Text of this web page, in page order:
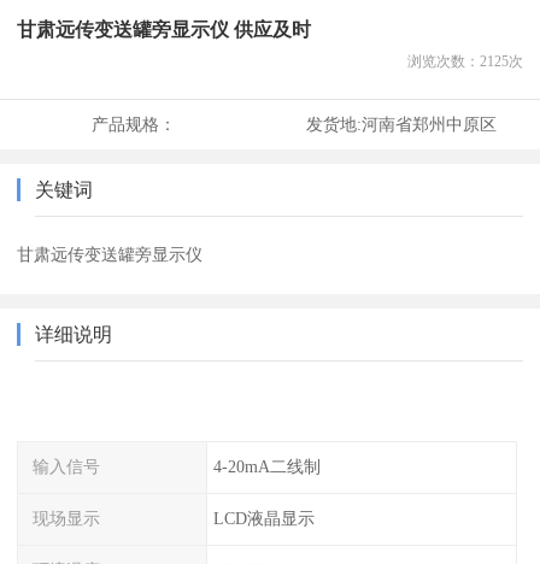
甘肃远传变送罐旁显示仪 供应及时
浏览次数： 2125次
产品规格： 发货地:河南省郑州中原区
关键词
甘肃远传变送罐旁显示仪
详细说明
输入信号 4-20mA二线制
现场显示 LCD液晶显示